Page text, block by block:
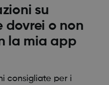
su
dovrei o non
la mia app
consigliate per i